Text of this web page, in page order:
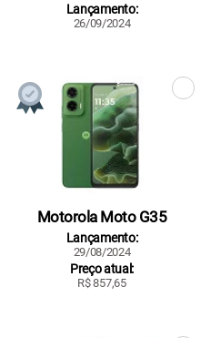
Lançamento:
26/09/2024
Motorola Moto G35
Lançamento:
29/08/2024
Preço atual:
R$ 857,65